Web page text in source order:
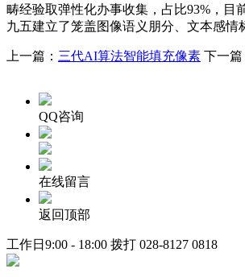
畴经验取弹性化办事收集，占比93%，目
九五建立了笼盖图像语义朋分、文本感情
上一篇： 三代AI算法智能填充像素 下一篇
QQ咨询
在线留言
返回顶部
工作日9:00 - 18:00 拨打 028-8127 0818